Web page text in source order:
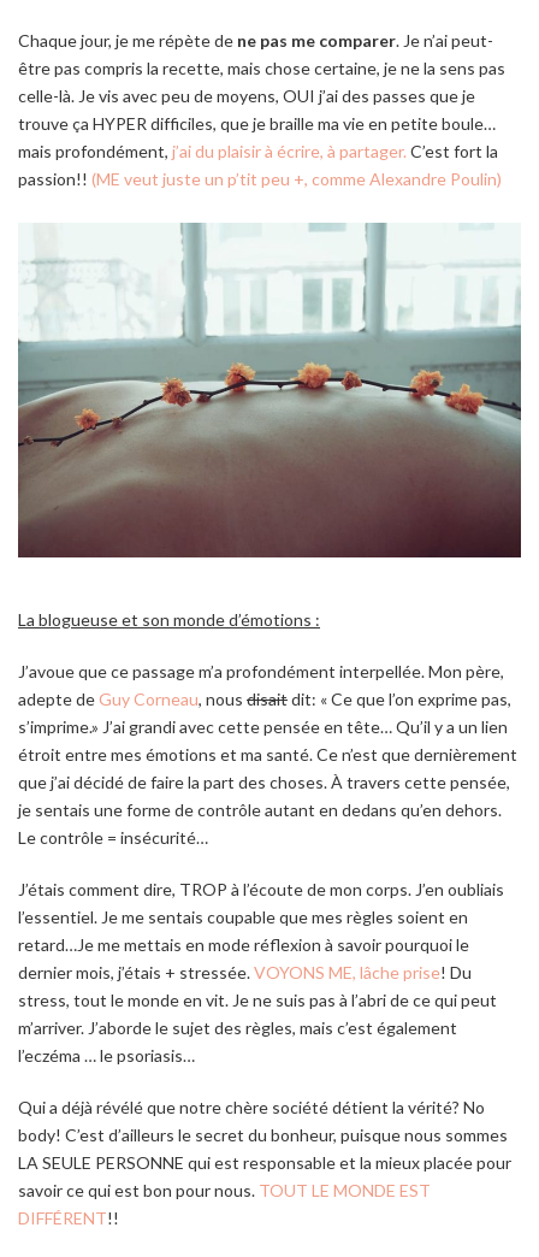
Chaque jour, je me répète de ne pas me comparer. Je n’ai peut-
être pas compris la recette, mais chose certaine, je ne la sens pas
celle-là. Je vis avec peu de moyens, OUI j’ai des passes que je
trouve ça HYPER difficiles, que je braille ma vie en petite boule…
mais profondément, j’ai du plaisir à écrire, à partager. C’est fort la
passion!! (ME veut juste un p’tit peu +, comme Alexandre Poulin)
La blogueuse et son monde d’émotions :
J’avoue que ce passage m’a profondément interpellée. Mon père,
adepte de Guy Corneau, nous disaitdit: « Ce que l’on exprime pas,
s’imprime.» J’ai grandi avec cette pensée en tête… Qu’il y a un lien
étroit entre mes émotions et ma santé. Ce n’est que dernièrement
que j’ai décidé de faire la part des choses. À travers cette pensée,
je sentais une forme de contrôle autant en dedans qu’en dehors.
Le contrôle = insécurité…
J’étais comment dire, TROP à l’écoute de mon corps. J’en oubliais
l’essentiel. Je me sentais coupable que mes règles soient en
retard…Je me mettais en mode réflexion à savoir pourquoi le
dernier mois, j’étais + stressée.VOYONS ME, lâche prise! Du
stress, tout le monde en vit. Je ne suis pas à l’abri de ce qui peut
m’arriver. J’aborde le sujet des règles, mais c’est également
l’eczéma … le psoriasis…
Qui a déjà révélé que notre chère société détient la vérité? No
body! C’est d’ailleurs le secret du bonheur, puisque nous sommes
LA SEULE PERSONNE qui est responsable et la mieux placée pour
savoir ce qui est bon pour nous. TOUT LE MONDE EST
DIFFÉRENT!!